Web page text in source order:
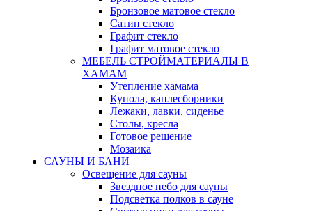
Бронзовое матовое стекло
Сатин стекло
Графит стекло
Графит матовое стекло
МЕБЕЛЬ СТРОЙМАТЕРИАЛЫ В
ХАМАМ
Утепление хамама
Купола, каплесборники
Лежаки, лавки, сиденье
Столы, кресла
Готовое решение
Мозаика
САУНЫ И БАНИ
Освещение для сауны
Звездное небо для сауны
Подсветка полков в сауне